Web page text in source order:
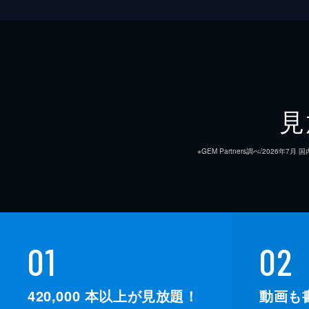
※GEM Partners調べ/2026年7⽉ 国
01
420,000 本以上が見放題！
02
動画も